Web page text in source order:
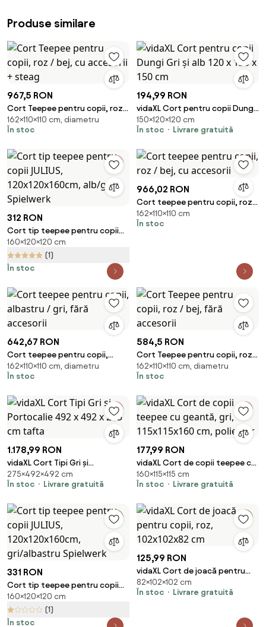
Produse similare
967,5 RON
Cort Teepee pentru copii, roz /
bej, cu accesorii + steag
162×110×110 cm, diametru
În stoc
194,99 RON
vidaXL Cort pentru copii Dungi
Gri și alb 120 x 120 x 150 cm
150×120×120 cm
În stoc
Livrare gratuită
312 RON
Cort tip teepee pentru copii
JULIUS, 120x120x160cm, alb/gri
Spielwerk
160×120×120 cm
(1)
În stoc
966,02 RON
Cort teepee pentru copii, roz /
bej, cu accesorii
162×110×110 cm
În stoc
642,67 RON
Cort teepee pentru copii,
albastru / gri, fără accesorii
162×110×110 cm, diametru
În stoc
584,5 RON
Cort Teepee pentru copii, roz /
bej, fără accesorii
162×110×110 cm, diametru
În stoc
1.178,99 RON
vidaXL Cort Tipi Gri și
Portocalie 492 x 492 x 275 cm
tafta
275×492×492 cm
În stoc
Livrare gratuită
177,99 RON
vidaXL Cort de copii teepee cu
geantă, gri, 115x115x160 cm,
poliester
160×115×115 cm
În stoc
Livrare gratuită
331 RON
Cort tip teepee pentru copii
JULIUS, 120x120x160cm,
gri/albastru Spielwerk
160×120×120 cm
(1)
În stoc
125,99 RON
vidaXL Cort de joacă pentru
copii, roz, 102x102x82 cm
82×102×102 cm
În stoc
Livrare gratuită